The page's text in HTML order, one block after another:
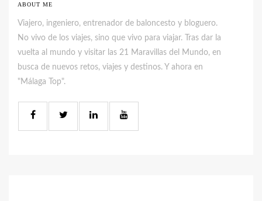
ABOUT ME
Viajero, ingeniero, entrenador de baloncesto y bloguero.
No vivo de los viajes, sino que vivo para viajar. Tras dar la
vuelta al mundo y visitar las 21 Maravillas del Mundo, en
busca de nuevos retos, viajes y destinos. Y ahora en
"Málaga Top".